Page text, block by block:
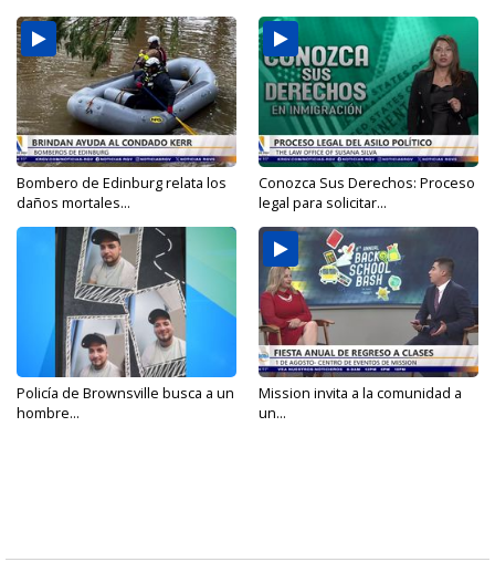
Bombero de Edinburg relata los
daños mortales...
Conozca Sus Derechos: Proceso
legal para solicitar...
Policía de Brownsville busca a un
hombre...
Mission invita a la comunidad a
un...